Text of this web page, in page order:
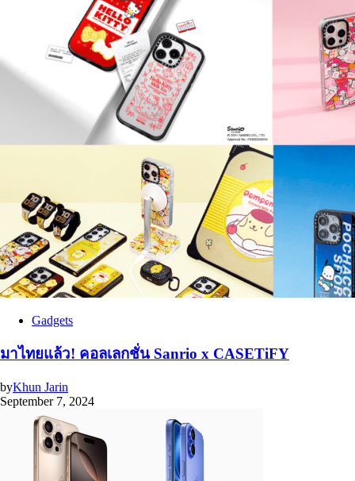
Gadgets
มาไทยแล้ว! คอลเลกชั่น Sanrio x CASETiFY
byKhun Jarin
September 7, 2024